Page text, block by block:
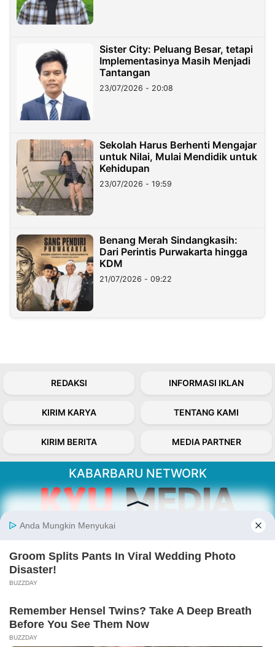
Sister City: Peluang Besar, tetapi
Implementasinya Masih Menjadi
Tantangan
23/07/2026 - 20:08
Sekolah Harus Berhenti Mengajar
untuk Nilai, Mulai Mendidik untuk
Kehidupan
23/07/2026 - 19:59
Benang Merah Sindangkasih:
Dari Perintis Purwakarta hingga
KDM
21/07/2026 - 09:22
REDAKSI INFORMASI IKLAN
KIRIM KARYA TENTANG KAMI
KIRIM BERITA MEDIA PARTNER
KABARBARU NETWORK
Follow Kabarbaru